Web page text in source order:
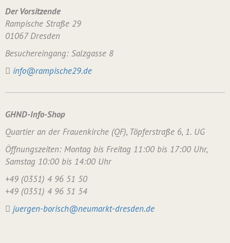
Der Vorsitzende
Rampische Straße 29
01067 Dresden
Besuchereingang: Salzgasse 8
info@rampische29.de
GHND-Info-Shop
Quartier an der Frauenkirche (QF), Töpferstraße 6, 1. UG
Öffnungszeiten: Montag bis Freitag 11:00 bis 17:00 Uhr,
Samstag 10:00 bis 14:00 Uhr
+49 (0351) 4 96 51 50
+49 (0351) 4 96 51 54
juergen-borisch@neumarkt-dresden.de